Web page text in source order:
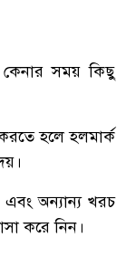
কেনার সময় কিছু
করতে হলে হলমার্ক
এবং অন্যান্য খরচ
করে নিন।